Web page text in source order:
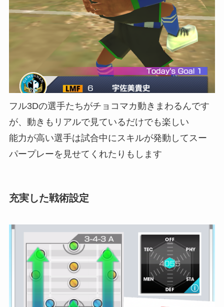
フル3Dの選手たちがチョコマカ動きまわるんです
が、動きもリアルで見ているだけでも楽しい
能力が高い選手は試合中にスキルが発動してスー
パープレーを見せてくれたりもします
充実した戦術設定